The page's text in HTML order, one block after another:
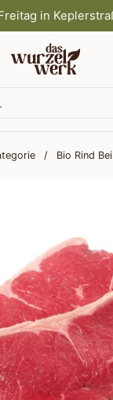
in
/ Bio Rind